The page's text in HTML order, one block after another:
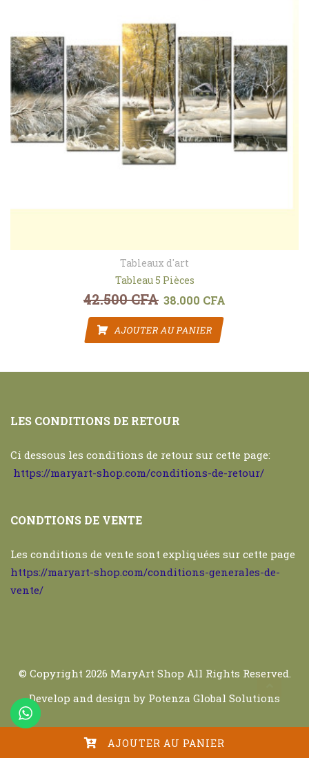
AJOUTER AU PANIER
Tableaux d'art
Tableau 5 Pièces
42.500CFA Le prix initial était : 42.500 CFA.
38.000 CFA
AJOUTER AU PANIER
LES CONDITIONS DE RETOUR
Ci dessous les conditions de retour sur cette page:
https://maryart-shop.com/conditions-de-retour/
CONDTIONS DE VENTE
Les conditions de vente sont expliquées sur cette page
https://maryart-shop.com/conditions-generales-de-
vente/
© Copyright 2026 MaryArt Shop All Rights Reserved.
Develop and design by Potenza Global Solutions